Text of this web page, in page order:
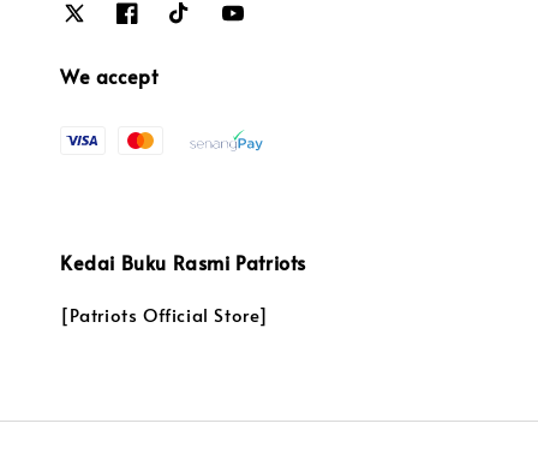
We accept
Kedai Buku Rasmi Patriots
[Patriots Official Store]